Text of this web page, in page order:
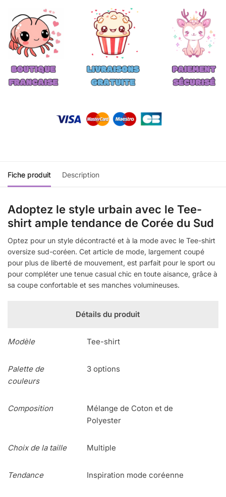
Fiche produit Description
Adoptez le style urbain avec le Tee-
shirt ample tendance de Corée du Sud
Optez pour un style décontracté et à la mode avec le Tee-shirt
oversize sud-coréen. Cet article de mode, largement coupé
pour plus de liberté de mouvement, est parfait pour le sport ou
pour compléter une tenue casual chic en toute aisance, grâce à
sa coupe confortable et ses manches volumineuses.
Détails du produit
Modèle Tee-shirt
Palette de
couleurs
3 options
Composition
Mélange de Coton et de
Polyester
Choix de la taille Multiple
Tendance Inspiration mode coréenne